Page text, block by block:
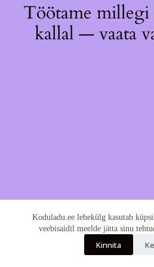
Koduladu.ee lehekülg kasutab
veebisaidil meelde jätta sinu
Kinnita
Töötame millegi
kallal — vaata